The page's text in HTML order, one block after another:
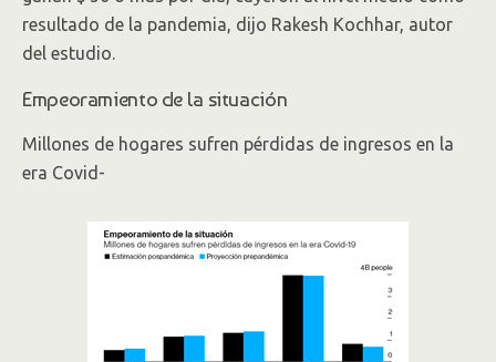
resultado de la pandemia, dijo Rakesh Kochhar, autor
del estudio.
Empeoramiento de la situación
Millones de hogares sufren pérdidas de ingresos en la
era Covid-